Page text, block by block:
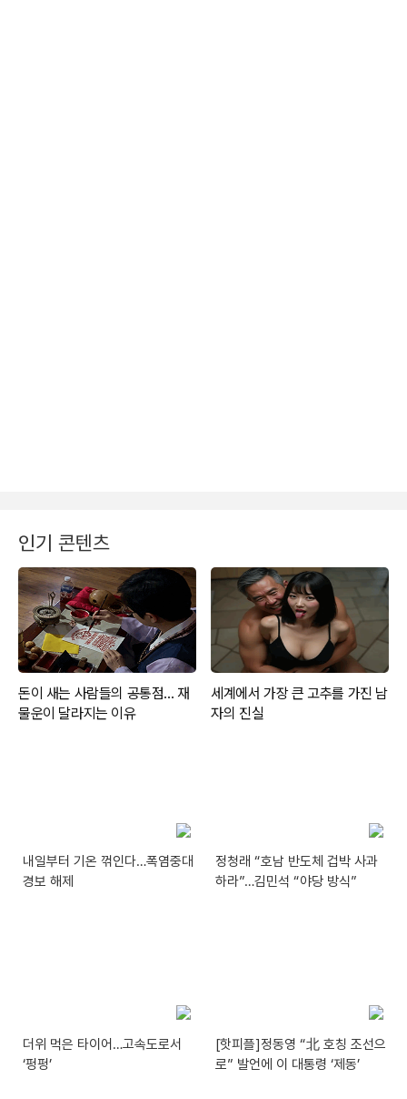
인기 콘텐츠
내일부터 기온 꺾인다…폭염중대
경보 해제
정청래 “호남 반도체 겁박 사과
하라”…김민석 “야당 방식”
더위 먹은 타이어…고속도로서
‘펑펑’
[핫피플]정동영 “北 호칭 조선으
로” 발언에 이 대통령 ‘제동’